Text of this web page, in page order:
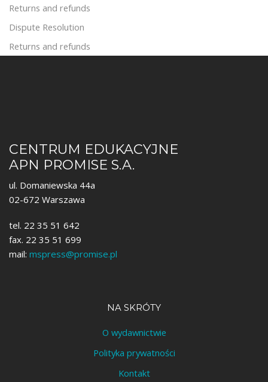
Returns and refunds
Dispute Resolution
Returns and refunds
CENTRUM EDUKACYJNE
APN PROMISE S.A.
ul. Domaniewska 44a
02-672 Warszawa
tel. 22 35 51 642
fax. 22 35 51 699
mail: mspress@promise.pl
NA SKRÓTY
O wydawnictwie
Polityka prywatności
Kontakt